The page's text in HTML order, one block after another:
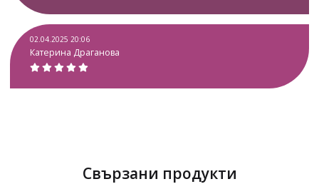
02.04.2025 20:06
Катерина Драганова
Свързани продукти